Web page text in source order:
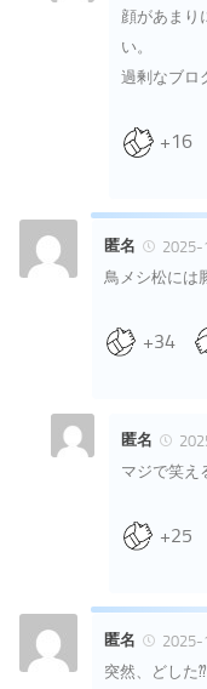
顔があまり
い。
過剰なブロ
+16
匿名
2025-
鳥メシ松には
+34
匿名
マジで笑え
+25
匿名
2025-
突然、どした